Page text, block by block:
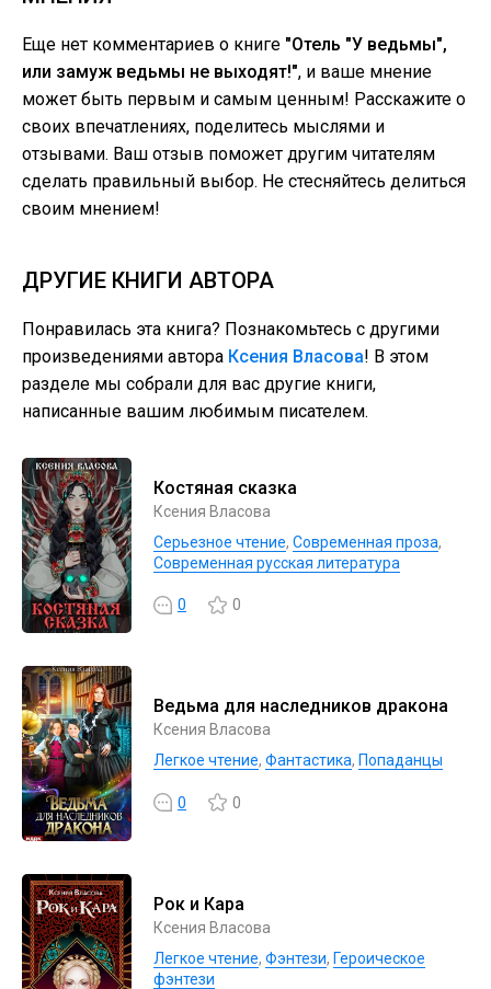
Еще нет комментариев о книге "Отель "У ведьмы",
или замуж ведьмы не выходят!", и ваше мнение
может быть первым и самым ценным! Расскажите о
своих впечатлениях, поделитесь мыслями и
отзывами. Ваш отзыв поможет другим читателям
сделать правильный выбор. Не стесняйтесь делиться
своим мнением!
ДРУГИЕ КНИГИ АВТОРА
Понравилась эта книга? Познакомьтесь с другими
произведениями автора Ксения Власова! В этом
разделе мы собрали для вас другие книги,
написанные вашим любимым писателем.
Костяная сказка
Ксения Власова
Серьезное чтение, Современная проза,
Современная русская литература
0 0
Ведьма для наследников дракона
Ксения Власова
Легкое чтение, Фантастика, Попаданцы
0 0
Рок и Кара
Ксения Власова
Легкое чтение, Фэнтези, Героическое
фэнтези